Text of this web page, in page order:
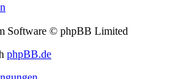
Software © phpBB Limited
phpBB.de